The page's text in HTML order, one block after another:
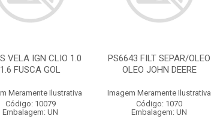
VELA IGN CLIO 1.0
1.6 FUSCA GOL
Meramente Ilustrativa
Código: 10079
Embalagem: UN
PS6643 FILT SEPAR/OLEO
OLEO JOHN DEERE
Imagem Meramente Ilustrativa
Código: 1070
Embalagem: UN